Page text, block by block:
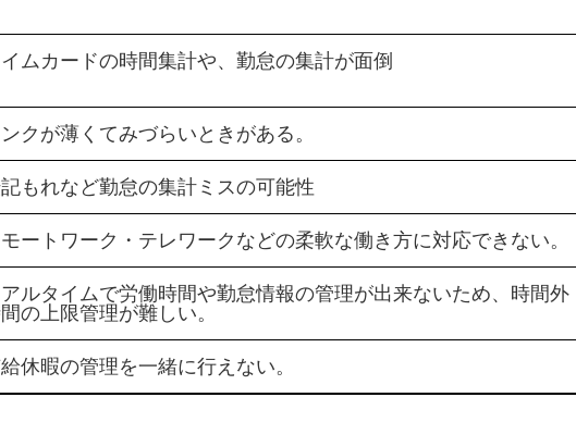
ムカードの時間集計や、勤怠の集計が面倒
クが薄くてみづらいときがある。
もれなど勤怠の集計ミスの可能性
モートワーク・テレワークなどの柔軟な働き方に対応できない。
アルタイムで労働時間や勤怠情報の管理が出来ないため、時間外
の上限管理が難しい。
休暇の管理を一緒に行えない。